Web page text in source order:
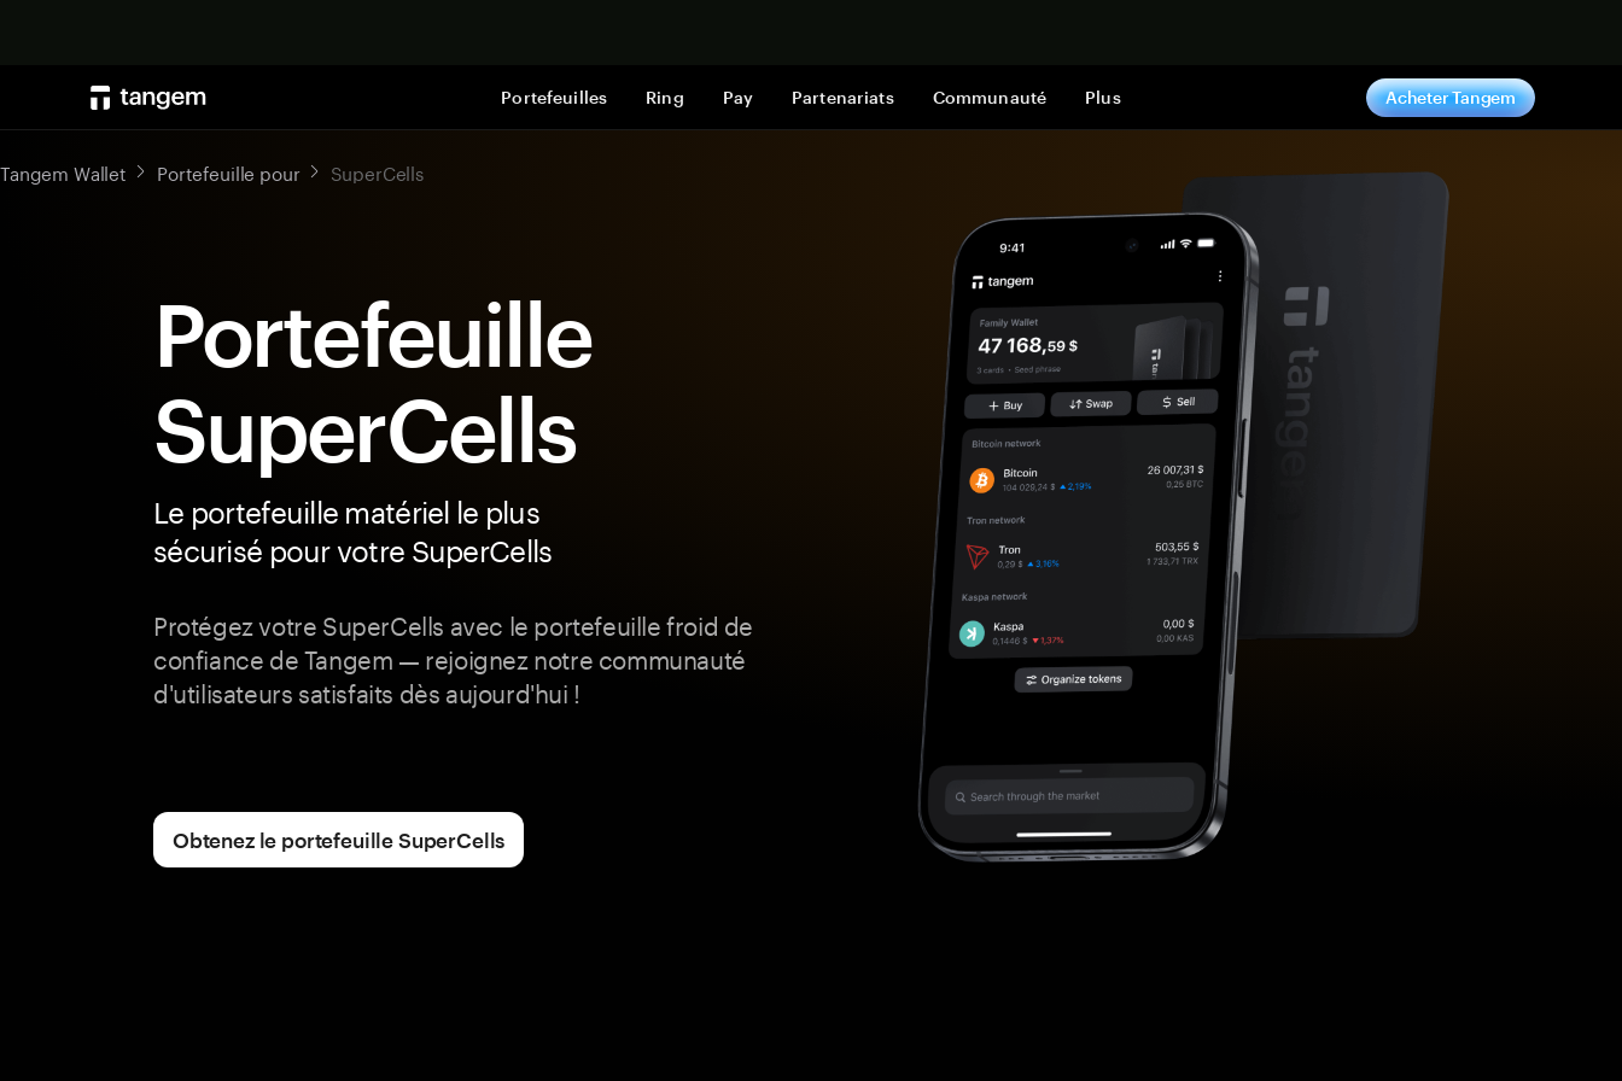
Portefeuilles Ring Pay Partenariats Communauté Plus Acheter Tangem
Tangem Wallet Portefeuille pour SuperCells
Portefeuille
SuperCells
Le portefeuille matériel le plus
sécurisé pour votre SuperCells
Protégez votre SuperCells avec le portefeuille froid de
confiance de Tangem — rejoignez notre communauté
d'utilisateurs satisfaits dès aujourd'hui !
Obtenez le portefeuille SuperCells